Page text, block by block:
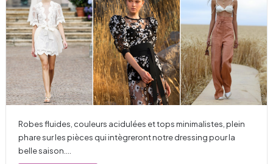
Robes fluides, couleurs acidulées et tops minimalistes, plein
phare sur les pièces qui intègreront notre dressing pour la
belle saison.…